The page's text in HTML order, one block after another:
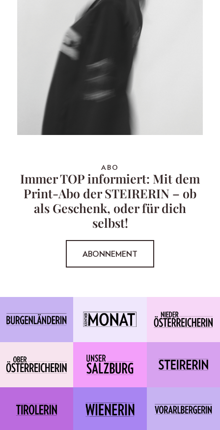
ABO
Immer TOP informiert: Mit dem
Print-Abo der STEIRERIN – ob
als Geschenk, oder für dich
selbst!
ABONNEMENT